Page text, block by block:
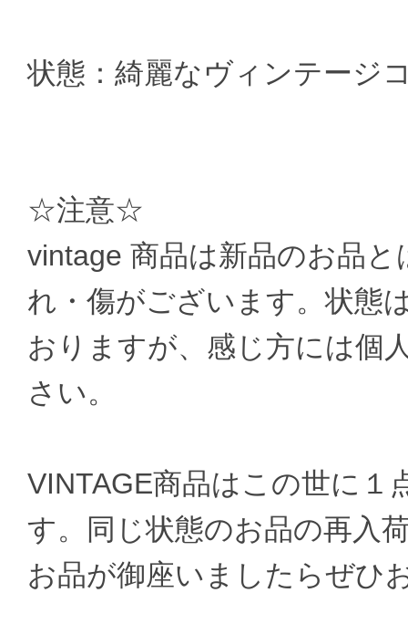
状態：綺麗なヴィンテージ
☆注意☆
vintage 商品は新品のお品
れ・傷がございます。状態
おりますが、感じ方には個
さい。
VINTAGE商品はこの世に１
す。同じ状態のお品の再入
お品が御座いましたらぜひ